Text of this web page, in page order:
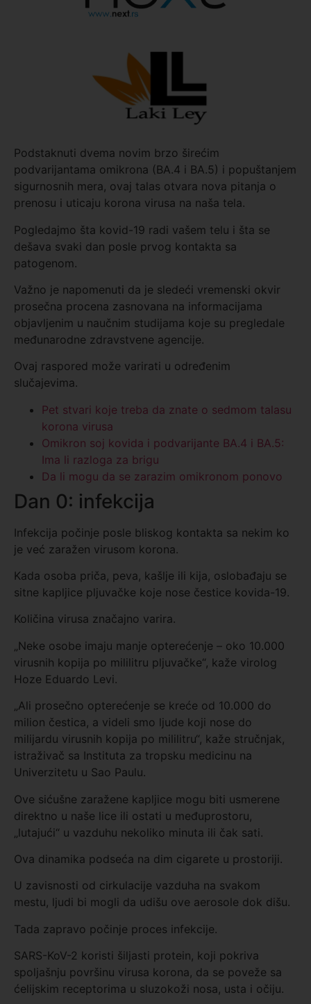
Podstaknuti dvema novim brzo širećim
podvarijantama omikrona (BA.4 i BA.5) i popuštanjem
sigurnosnih mera, ovaj talas otvara nova pitanja o
prenosu i uticaju korona virusa na naša tela.
Pogledajmo šta kovid-19 radi vašem telu i šta se
dešava svaki dan posle prvog kontakta sa
patogenom.
Važno je napomenuti da je sledeći vremenski okvir
prosečna procena zasnovana na informacijama
objavljenim u naučnim studijama koje su pregledale
međunarodne zdravstvene agencije.
Ovaj raspored može varirati u određenim
slučajevima.
Pet stvari koje treba da znate o sedmom talasu
korona virusa
Omikron soj kovida i podvarijante BA.4 i BA.5:
Ima li razloga za brigu
Da li mogu da se zarazim omikronom ponovo
Dan 0: infekcija
Infekcija počinje posle bliskog kontakta sa nekim ko
je već zaražen virusom korona.
Kada osoba priča, peva, kašlje ili kija, oslobađaju se
sitne kapljice pljuvačke koje nose čestice kovida-19.
Količina virusa značajno varira.
„Neke osobe imaju manje opterećenje – oko 10.000
virusnih kopija po mililitru pljuvačke“, kaže virolog
Hoze Eduardo Levi.
„Ali prosečno opterećenje se kreće od 10.000 do
milion čestica, a videli smo ljude koji nose do
milijardu virusnih kopija po mililitru“, kaže stručnjak,
istraživač sa Instituta za tropsku medicinu na
Univerzitetu u Sao Paulu.
Ove sićušne zaražene kapljice mogu biti usmerene
direktno u naše lice ili ostati u međuprostoru,
„lutajući“ u vazduhu nekoliko minuta ili čak sati.
Ova dinamika podseća na dim cigarete u prostoriji.
U zavisnosti od cirkulacije vazduha na svakom
mestu, ljudi bi mogli da udišu ove aerosole dok dišu.
Tada zapravo počinje proces infekcije.
SARS-KoV-2 koristi šiljasti protein, koji pokriva
spoljašnju površinu virusa korona, da se poveže sa
ćelijskim receptorima u sluzokoži nosa, usta i očiju.